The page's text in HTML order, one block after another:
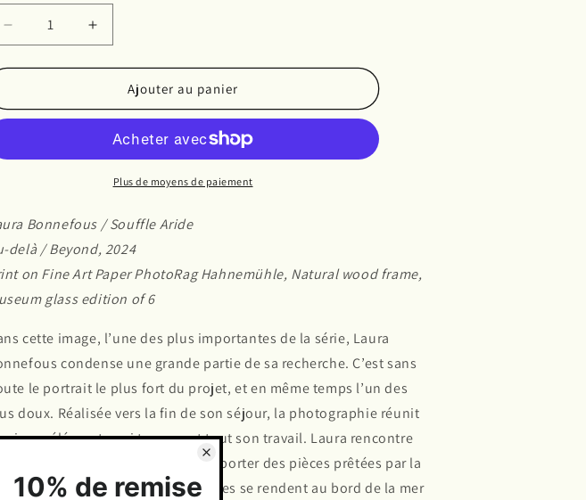
Réduire
la
quantité
Au-
A4
Augmenter
la
quantité
Au-
A4
Ajouter au panier
Plus de moyens de paiement
Bonnefous / Souffle Aride
delà / Beyond, 2024
on Fine Art Paper PhotoRag Hahnemühle, Natural wood frame,
glass edition of 6
cette image, l’une des plus importantes de la série, Laura
condense une grande partie de sa recherche. C’est sans
le portrait le plus fort du projet, et en même temps l’un des
doux. Réalisée vers la fin de son séjour, la photographie réunit
éléments qui traversent tout son travail. Laura rencontre
jeune Omanaise qui accepte de porter des pièces prêtées par la
Amal Al Raisi. Ensemble, elles se rendent au bord de la mer